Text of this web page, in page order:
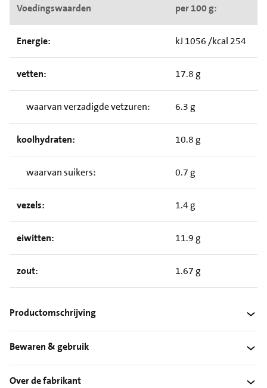
Voedingswaarden per 100 g:
Energie: kJ 1056 /kcal 254
vetten: 17.8 g
waarvan verzadigde vetzuren: 6.3 g
koolhydraten: 10.8 g
waarvan suikers: 0.7 g
vezels: 1.4 g
eiwitten: 11.9 g
zout: 1.67 g
Productomschrijving
Bewaren & gebruik
Over de fabrikant